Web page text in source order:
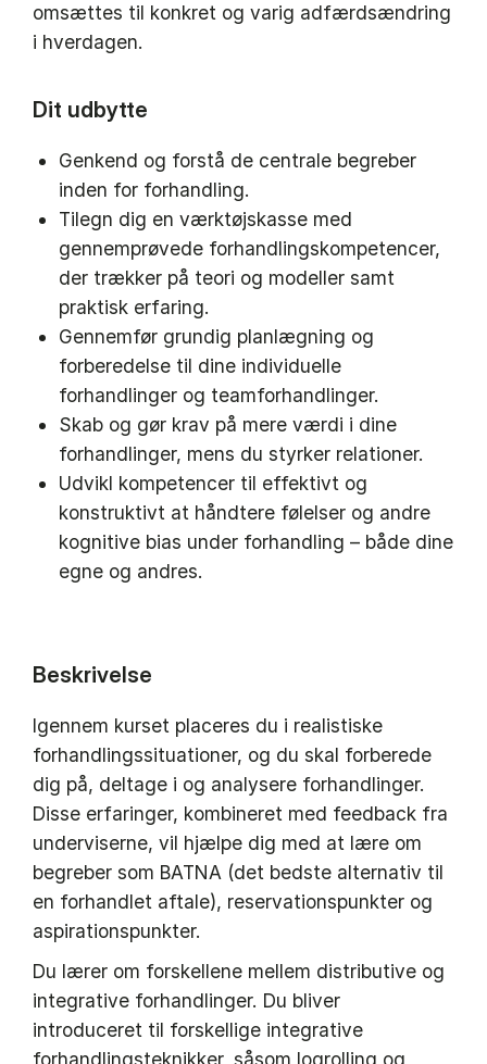
omsættes til konkret og varig adfærdsændring
i hverdagen.
Dit udbytte
Genkend og forstå de centrale begreber
inden for forhandling.
Tilegn dig en værktøjskasse med
gennemprøvede forhandlingskompetencer,
der trækker på teori og modeller samt
praktisk erfaring.
Gennemfør grundig planlægning og
forberedelse til dine individuelle
forhandlinger og teamforhandlinger.
Skab og gør krav på mere værdi i dine
forhandlinger, mens du styrker relationer.
Udvikl kompetencer til effektivt og
konstruktivt at håndtere følelser og andre
kognitive bias under forhandling – både dine
egne og andres.
Beskrivelse
Igennem kurset placeres du i realistiske
forhandlingssituationer, og du skal forberede
dig på, deltage i og analysere forhandlinger.
Disse erfaringer, kombineret med feedback fra
underviserne, vil hjælpe dig med at lære om
begreber som BATNA (det bedste alternativ til
en forhandlet aftale), reservationspunkter og
aspirationspunkter.
Du lærer om forskellene mellem distributive og
integrative forhandlinger. Du bliver
introduceret til forskellige integrative
forhandlingsteknikker, såsom logrolling og